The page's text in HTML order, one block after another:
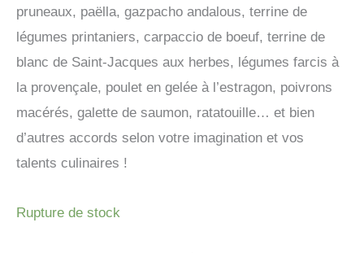
pruneaux, paëlla, gazpacho andalous, terrine de
légumes printaniers, carpaccio de boeuf, terrine de
blanc de Saint-Jacques aux herbes, légumes farcis à
la provençale, poulet en gelée à l’estragon, poivrons
macérés, galette de saumon, ratatouille… et bien
d’autres accords selon votre imagination et vos
talents culinaires !
Rupture de stock